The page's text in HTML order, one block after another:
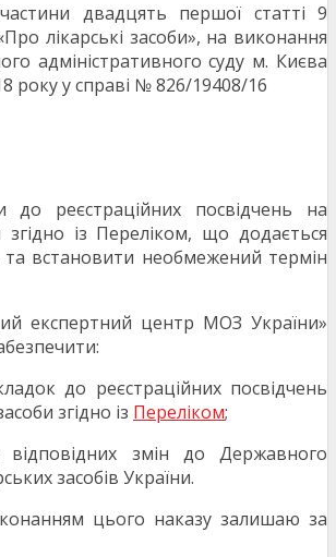
двадцять першої статті 9
лікарські засоби», на виконання
адміністративного суду м. Києва
року у справі № 826/19408/16
до реєстраційних посвідчень на
згідно із Переліком, що додається
та встановити необмежений термін
експертний центр МОЗ України»
до реєстраційних посвідчень
згідно із Переліком;
відповідних змін до Державного
засобів України.
цього наказу залишаю за